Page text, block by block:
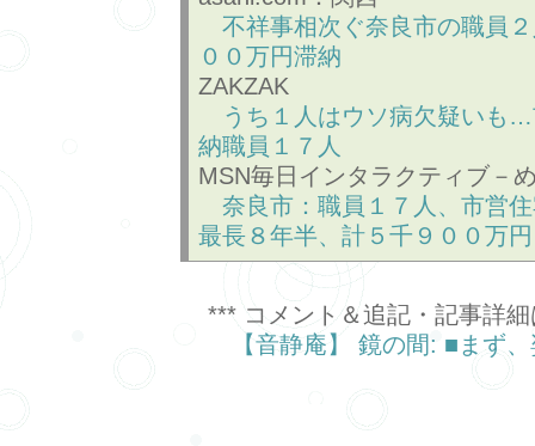
不祥事相次ぐ奈良市の職員
００万円滞納
ZAKZAK
うち１人はウソ病欠疑いも
納職員１７人
MSN毎日インタラクティブ－
奈良市：職員１７人、市営
最長８年半、計５千９００万円
*** コメント＆追記・記事詳
【音静庵】 鏡の間: ■まず